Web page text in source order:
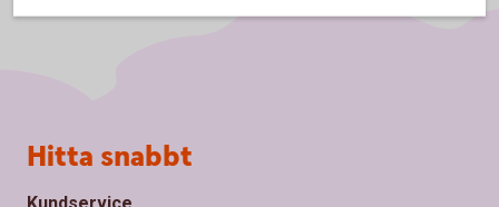
Sidfot
Hitta snabbt